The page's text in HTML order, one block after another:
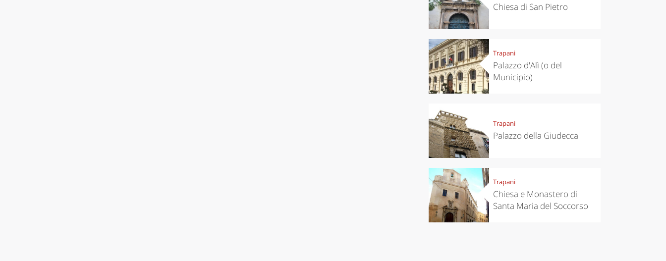
Chiesa di San Pietro
Trapani
Palazzo d'Alì (o del
Municipio)
Trapani
Palazzo della Giudecca
Trapani
Chiesa e Monastero di
Santa Maria del Soccorso